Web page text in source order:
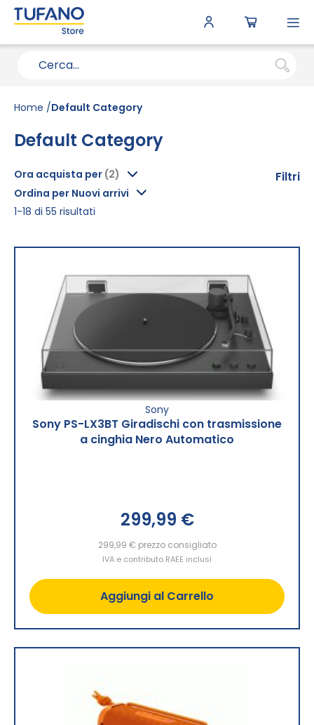
Home Default Category
Default Category
Ordina per Nuovi arrivi
1-18 di 55 risultati
Sony
Sony PS-LX3BT Giradischi con trasmissione
a cinghia Nero Automatico
299,99 €
299,99 € prezzo consigliato
IVA e contributo RAEE inclusi
Aggiungi al Carrello
Filtri
Ora acquista per